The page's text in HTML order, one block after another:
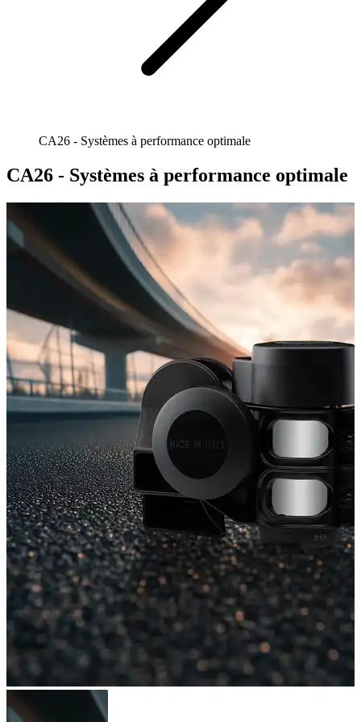
CA26 - Systèmes à performance optimale
CA26 - Systèmes à performance optimale